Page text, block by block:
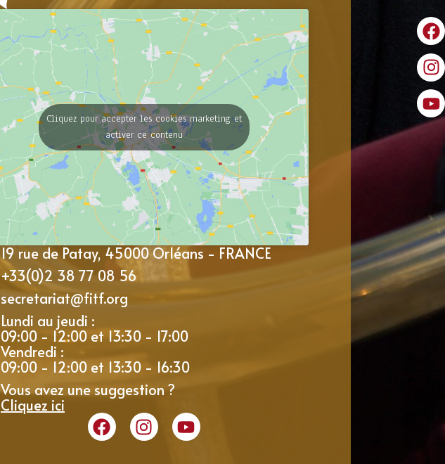
Cliquez pour accepter les cookies marketing et
activer ce contenu
19 rue de Patay, 45000 Orléans - FRANCE
+33(0)2 38 77 08 56
secretariat@fitf.org
Lundi au jeudi :
09:00 - 12:00 et 13:30 - 17:00
Vendredi :
09:00 - 12:00 et 13:30 - 16:30
Vous avez une suggestion ?
Cliquez ici